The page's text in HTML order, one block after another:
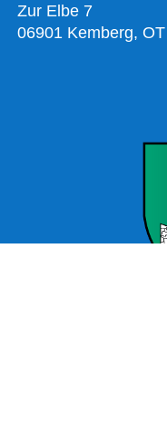
Zur Elbe 7
06901 Kemberg,